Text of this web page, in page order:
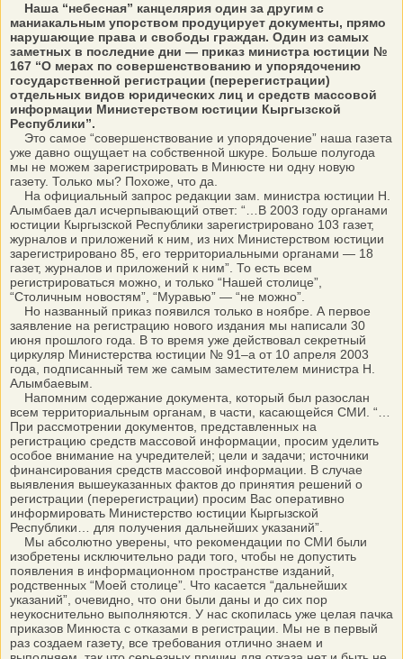
Наша “небесная” канцелярия один за другим с
маниакальным упорством продуцирует документы, прямо
нарушающие права и свободы граждан. Один из самых
заметных в последние дни — приказ министра юстиции №
167 “О мерах по совершенствованию и упорядочению
государственной регистрации (перерегистрации)
отдельных видов юридических лиц и средств массовой
информации Министерством юстиции Кыргызской
Республики”.
Это самое “совершенствование и упорядочение” наша газета
уже давно ощущает на собственной шкуре. Больше полугода
мы не можем зарегистрировать в Минюсте ни одну новую
газету. Только мы? Похоже, что да.
На официальный запрос редакции зам. министра юстиции Н.
Алымбаев дал исчерпывающий ответ: “…В 2003 году органами
юстиции Кыргызской Республики зарегистрировано 103 газет,
журналов и приложений к ним, из них Министерством юстиции
зарегистрировано 85, его территориальными органами — 18
газет, журналов и приложений к ним”. То есть всем
регистрироваться можно, и только “Нашей столице”,
“Столичным новостям”, “Муравью” — “не можно”.
Но названный приказ появился только в ноябре. А первое
заявление на регистрацию нового издания мы написали 30
июня прошлого года. В то время уже действовал секретный
циркуляр Министерства юстиции № 91–а от 10 апреля 2003
года, подписанный тем же самым заместителем министра Н.
Алымбаевым.
Напомним содержание документа, который был разослан
всем территориальным органам, в части, касающейся СМИ. “…
При рассмотрении документов, представленных на
регистрацию средств массовой информации, просим уделить
особое внимание на учредителей; цели и задачи; источники
финансирования средств массовой информации. В случае
выявления вышеуказанных фактов до принятия решений о
регистрации (перерегистрации) просим Вас оперативно
информировать Министерство юстиции Кыргызской
Республики… для получения дальнейших указаний”.
Мы абсолютно уверены, что рекомендации по СМИ были
изобретены исключительно ради того, чтобы не допустить
появления в информационном пространстве изданий,
родственных “Моей столице”. Что касается “дальнейших
указаний”, очевидно, что они были даны и до сих пор
неукоснительно выполняются. У нас скопилась уже целая пачка
приказов Минюста с отказами в регистрации. Мы не в первый
раз создаем газету, все требования отлично знаем и